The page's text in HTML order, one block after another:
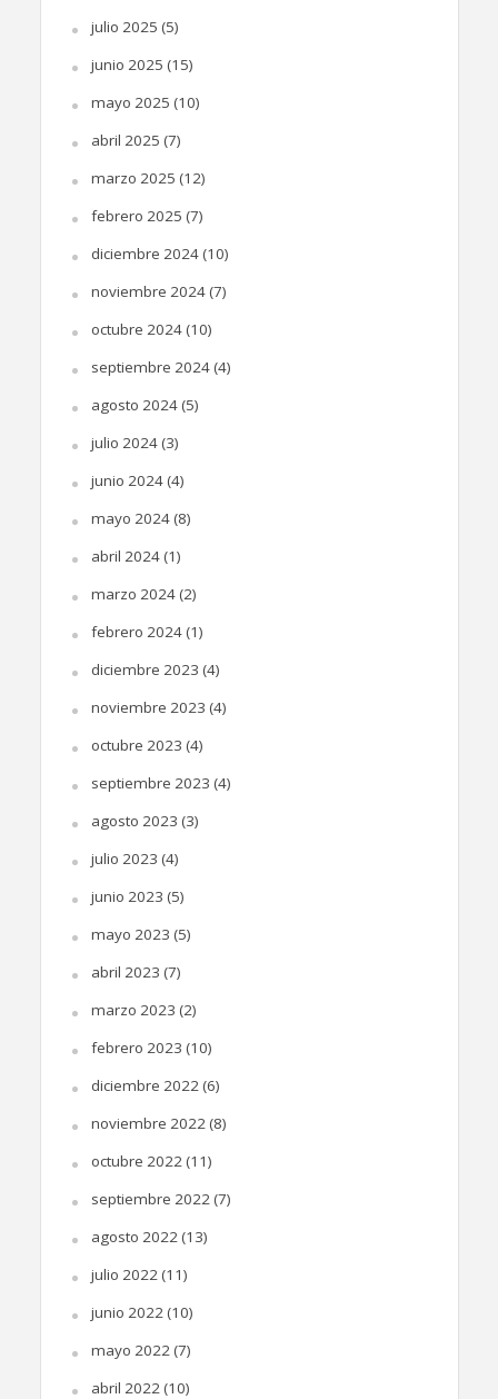
julio 2025 (5)
junio 2025 (15)
mayo 2025 (10)
abril 2025 (7)
marzo 2025 (12)
febrero 2025 (7)
diciembre 2024(10)
noviembre 2024(7)
octubre 2024(10)
septiembre 2024(4)
agosto 2024(5)
julio 2024(3)
junio 2024(4)
mayo 2024(8)
abril 2024(1)
marzo 2024(2)
febrero 2024(1)
diciembre 2023 (4)
noviembre 2023 (4)
octubre 2023 (4)
septiembre 2023 (4)
agosto 2023 (3)
julio 2023 (4)
junio 2023 (5)
mayo 2023 (5)
abril 2023 (7)
marzo 2023 (2)
febrero 2023 (10)
diciembre 2022(6)
noviembre 2022(8)
octubre 2022(11)
septiembre 2022(7)
agosto 2022(13)
julio 2022(11)
junio 2022(10)
mayo 2022(7)
abril 2022(10)